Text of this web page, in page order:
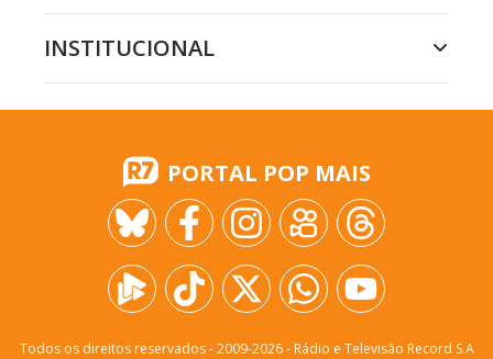
INSTITUCIONAL
PORTAL POP MAIS
Todos os direitos reservados - 2009-2026- Rádio e Televisão Record S.A